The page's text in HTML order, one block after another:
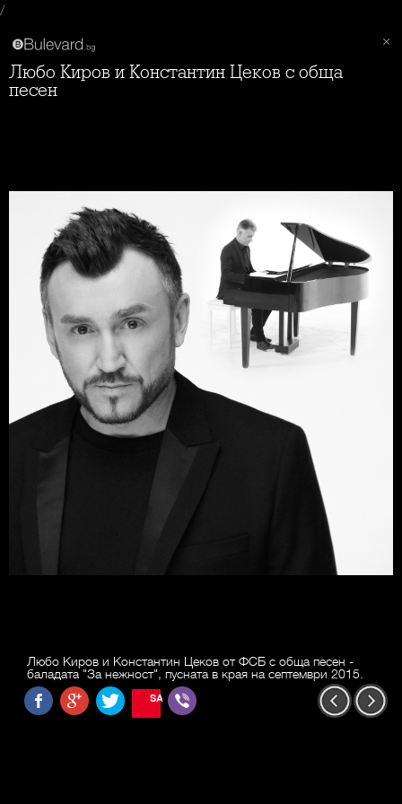
/
Любо Киров и Константин Цеков с обща
песен
Любо Киров и Константин Цеков от ФСБ с обща песен -
баладата "За нежност", пусната в края на септември 2015.
SAVE